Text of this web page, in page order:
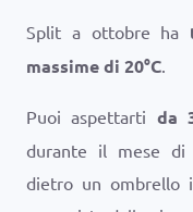
Split a ottobre ha
massime di 20°C.
Puoi aspettarti da
durante il mese di
dietro un ombrello